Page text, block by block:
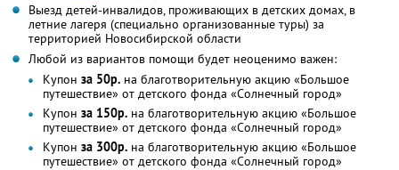
Выезд детей-инвалидов, проживающих в детских домах, в
летние лагеря (специально организованные туры) за
территорией Новосибирской области
Любой из вариантов помощи будет неоценимо важен:
Купон за 50р. на благотворительную акцию «Большое
путешествие» от детского фонда «Солнечный город»
Купон за 150р. на благотворительную акцию «Большое
путешествие» от детского фонда «Солнечный город»
Купон за 300р. на благотворительную акцию «Большое
путешествие» от детского фонда «Солнечный город»